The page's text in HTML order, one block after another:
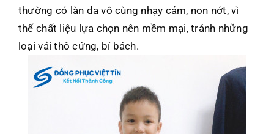
thường có làn da vô cùng nhạy cảm, non nớt, vì
thế chất liệu lựa chọn nên mềm mại, tránh những
loại vải thô cứng, bí bách.